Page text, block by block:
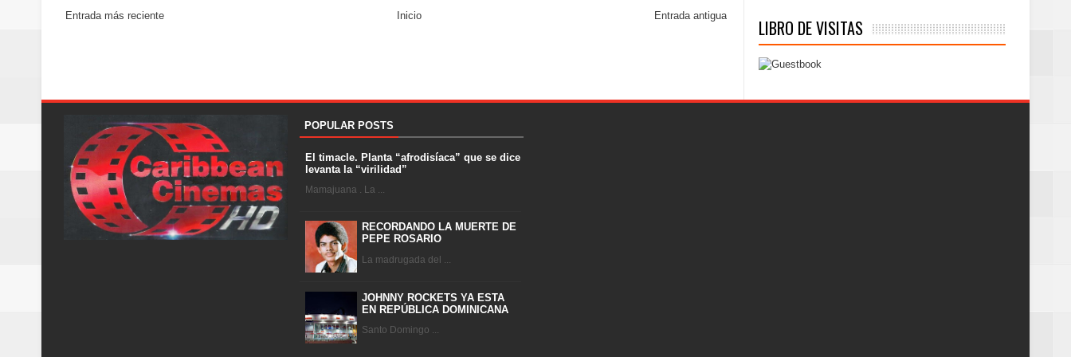
Entrada más reciente Entrada antigua
Inicio
LIBRO DE VISITAS
POPULAR POSTS
El timacle. Planta “afrodisíaca” que se dice
levanta la “virilidad”
Mamajuana . La ...
RECORDANDO LA MUERTE DE
PEPE ROSARIO
La madrugada del ...
JOHNNY ROCKETS YA ESTA
EN REPÚBLICA DOMINICANA
Santo Domingo ...